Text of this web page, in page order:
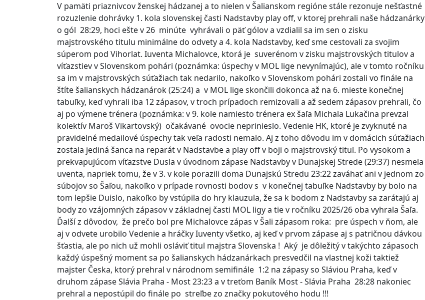
V pamäti priaznivcov ženskej hádzanej a to nielen v Šalianskom regióne stále rezonuje nešťastné
rozuzlenie dohrávky 1. kola slovenskej časti Nadstavby play off, v ktorej prehrali naše hádzanárky
o gól 28:29, hoci ešte v 26 minúte vyhrávali o päť gólov a vzdialil sa im sen o zisku
majstrovského titulu minimálne do odvety a 4. kola Nadstavby, keď sme cestovali za svojim
súperom pod Vihorlat. Iuventa Michalovce, ktorá je suverénom v zisku majstrovských titulov a
víťazstiev v Slovenskom pohári (poznámka: úspechy v MOL lige nevynímajúc), ale v tomto ročníku
sa im v majstrovských súťažiach tak nedarilo, nakoľko v Slovenskom pohári zostali vo finále na
štíte šalianskych hádzanárok (25:24) a v MOL lige skončili dokonca až na 6. mieste konečnej
tabuľky, keď vyhrali iba 12 zápasov, v troch prípadoch remizovali a až sedem zápasov prehrali, čo
aj po výmene trénera (poznámka: v 9. kole namiesto trénera ex šaľa Michala Lukačina prevzal
kolektív Maroš Vikartovský) očakávané ovocie neprinieslo. Vedenie HK, ktoré je zvyknuté na
pravidelné medailové úspechy tak veľa radosti nemalo. Aj z toho dôvodu im v domácich súťažiach
zostala jediná šanca na reparát v Nadstavbe a play off v boji o majstrovský titul. Po vysokom a
prekvapujúcom víťazstve Dusla v úvodnom zápase Nadstavby v Dunajskej Strede (29:37) nesmela
uventa, napriek tomu, že v 3. v kole porazili doma Dunajskú Stredu 23:22 zaváhať ani v jednom zo
súbojov so Šaľou, nakoľko v prípade rovnosti bodov s v konečnej tabuľke Nadstavby by bolo na
tom lepšie Duislo, nakoľko by vstúpila do hry klauzula, že sa k bodom z Nadstavby sa zarátajú aj
body zo vzájomných zápasov v základnej časti MOL ligy a tie v ročníku 2025/26 oba vyhrala Šaľa.
Ďalší z dôvodov, že prečo bol pre Michalovce zápas v Šali zápasom roka: pre úspech v ňom, ale
aj v odvete urobilo Vedenie a hráčky Iuventy všetko, aj keď v prvom zápase aj s patričnou dávkou
šťastia, ale po nich už mohli osláviť titul majstra Slovenska ! Aký je dôležitý v takýchto zápasoch
každý úspešný moment sa po šalianskych hádzanárkach presvedčil na vlastnej koži taktiež
majster Česka, ktorý prehral v národnom semifinále 1:2 na zápasy so Sláviou Praha, keď v
druhom zápase Slávia Praha - Most 23:23 a v treťom Baník Most - Slávia Praha 28:28 nakoniec
prehral a nepostúpil do finále po streľbe zo značky pokutového hodu !!!